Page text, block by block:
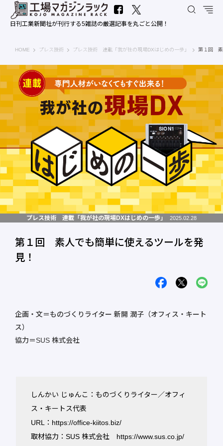
日刊工業新聞社が刊行する5雑誌の厳選記事を丸ごと公開！
HOME 工場マガジンラック｜日刊工業新聞社
プレス技術 プレス技術 連載「我が社の現場DXはじめの一歩」 第１回 素
プレス技術 連載「我が社の現場DXはじめの一歩」 2025.02.28
第１回 素人でも簡単に使えるツールを発
見！
企画・文＝ものづくりライター 新開 潤子（オフィス・キート
ス）
協力＝SUS 株式会社
しんかい じゅんこ：ものづくりライター／オフィ
ス・キートス代表
URL： https://office-kiitos.biz/
取材協力：SUS 株式会社 https://www.sus.co.jp/